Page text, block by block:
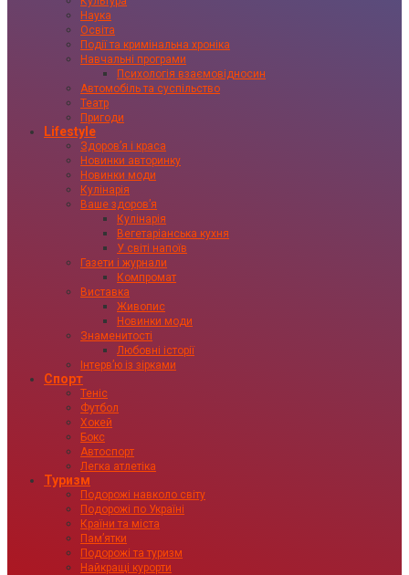
Наука
Освіта
Події та кримінальна хроніка
Навчальні програми
Психологія взаємовідносин
Автомобіль та суспільство
Театр
Пригоди
Lifestyle
Здоровʼя і краса
Новинки авторинку
Новинки моди
Кулінарія
Ваше здоровʼя
Кулінарія
Вегетаріанська кухня
У світі напоїв
Газети і журнали
Компромат
Виставка
Живопис
Новинки моди
Знаменитості
Любовні історії
Інтервʼю із зірками
Спорт
Теніс
Футбол
Хокей
Бокс
Автоспорт
Легка атлетіка
Туризм
Подорожі навколо світу
Подорожі по Україні
Країни та міста
Пам’ятки
Подорожі та туризм
Найкращі курорти